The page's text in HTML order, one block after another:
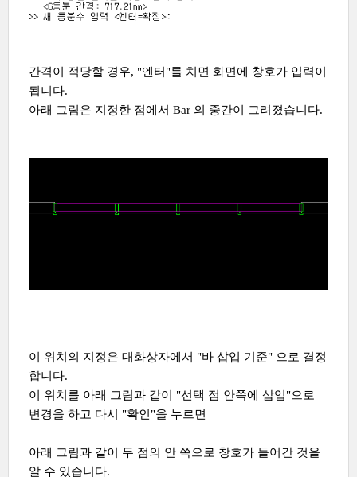
간격이 적당할 경우, "엔터"를 치면 화면에 창호가 입력이
됩니다.
아래 그림은 지정한 점에서 Bar 의 중간이 그려졌습니다.
이 위치의 지정은 대화상자에서 "바 삽입 기준" 으로 결정
합니다.
이 위치를 아래 그림과 같이 "선택 점 안쪽에 삽입"으로
변경을 하고 다시 "확인"을 누르면
아래 그림과 같이 두 점의 안 쪽으로 창호가 들어간 것을
알 수 있습니다.